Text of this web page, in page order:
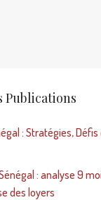
Publications
: Stratégies,
: analyse 9
des loyers